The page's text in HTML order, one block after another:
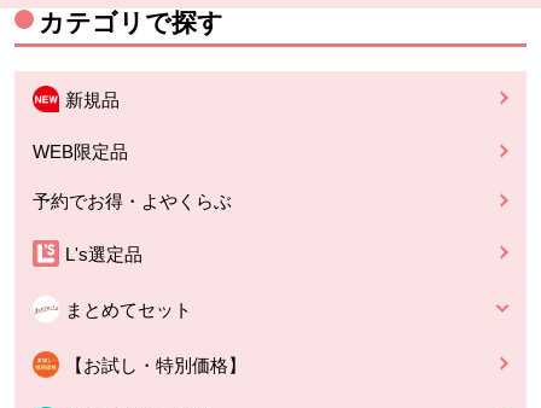
カテゴリで探す
新規品
WEB限定品
予約でお得・よやくらぶ
L's選定品
まとめてセット
【お試し・特別価格】